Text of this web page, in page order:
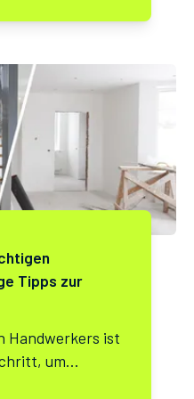
Aber warum
jetzt? Wir zeigen
Tipps zur
Handwerkers ist
um